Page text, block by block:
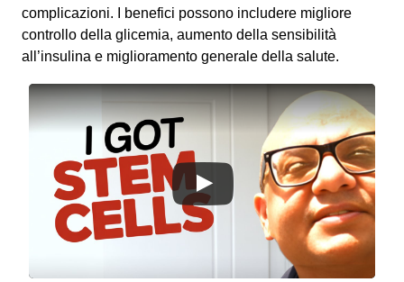
complicazioni. I benefici possono includere migliore
controllo della glicemia, aumento della sensibilità
all’insulina e miglioramento generale della salute.